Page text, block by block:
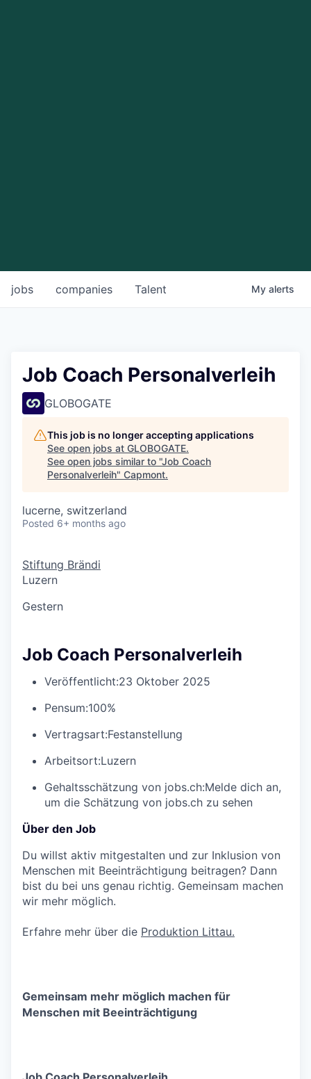
jobs companies Talent My alerts
Job Coach Personalverleih
GLOBOGATE
This job is no longer accepting applications
See open jobs at GLOBOGATE.
See open jobs similar to "Job Coach
Personalverleih" Capmont.
lucerne, switzerland
Posted 6+ months ago
Stiftung Brändi
Luzern
Gestern
Job Coach Personalverleih
Veröffentlicht:23 Oktober 2025
Pensum:100%
Vertragsart:Festanstellung
Arbeitsort:Luzern
Gehaltsschätzung von jobs.ch:Melde dich an,
um die Schätzung von jobs.ch zu sehen
Über den Job
Du willst aktiv mitgestalten und zur Inklusion von
Menschen mit Beeinträchtigung beitragen? Dann
bist du bei uns genau richtig. Gemeinsam machen
wir mehr möglich.
Erfahre mehr über die Produktion Littau.
Gemeinsam mehr möglich machen für
Menschen mit Beeinträchtigung